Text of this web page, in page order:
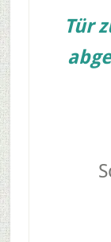
Tür